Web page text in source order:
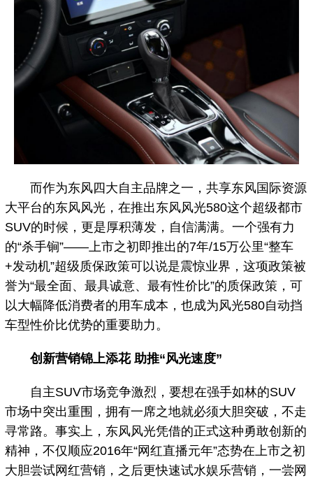
而作为东风四大自主品牌之一，共享东风国际资源
大平台的东风风光，在推出东风风光580这个超级都市
SUV的时候，更是厚积薄发，自信满满。一个强有力
的“杀手锏”——上市之初即推出的7年/15万公里“整车
+发动机”超级质保政策可以说是震惊业界，这项政策被
誉为“最全面、最具诚意、最有性价比”的质保政策，可
以大幅降低消费者的用车成本，也成为风光580自动挡
车型性价比优势的重要助力。
创新营销锦上添花 助推“风光速度”
自主SUV市场竞争激烈，要想在强手如林的SUV
市场中突出重围，拥有一席之地就必须大胆突破，不走
寻常路。事实上，东风风光凭借的正式这种勇敢创新的
精神，不仅顺应2016年“网红直播元年”态势在上市之初
大胆尝试网红营销，之后更快速试水娱乐营销，一尝网